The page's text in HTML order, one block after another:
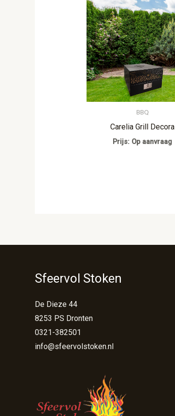
BBQ
Carelia Grill Decora
Prijs: Op aanvraag
Sfeervol Stoken
De Dieze 44
8253 PS Dronten
0321-382501
info@sfeervolstoken.nl